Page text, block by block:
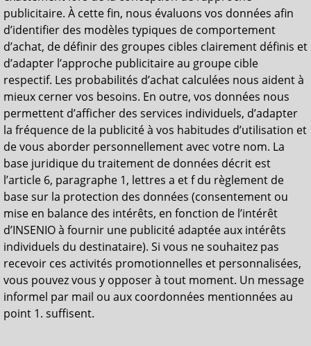
publicitaire. À cette fin, nous évaluons vos données afin
d’identifier des modèles typiques de comportement
d’achat, de définir des groupes cibles clairement définis et
d’adapter l’approche publicitaire au groupe cible
respectif. Les probabilités d’achat calculées nous aident à
mieux cerner vos besoins. En outre, vos données nous
permettent d’afficher des services individuels, d’adapter
la fréquence de la publicité à vos habitudes d’utilisation et
de vous aborder personnellement avec votre nom. La
base juridique du traitement de données décrit est
l’article 6, paragraphe 1, lettres a et f du règlement de
base sur la protection des données (consentement ou
mise en balance des intérêts, en fonction de l’intérêt
d’INSENIO à fournir une publicité adaptée aux intérêts
individuels du destinataire). Si vous ne souhaitez pas
recevoir ces activités promotionnelles et personnalisées,
vous pouvez vous y opposer à tout moment. Un message
informel par mail ou aux coordonnées mentionnées au
point 1. suffisent.